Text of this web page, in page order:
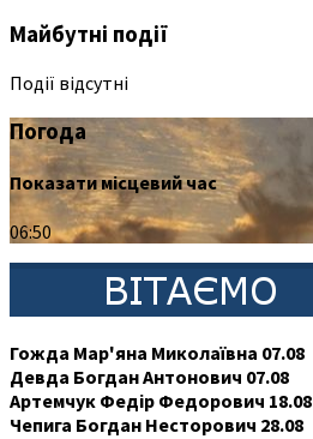
Майбутні події
Події відсутні
Погода
Показати місцевий час
06:50
Гожда Мар'яна Миколаївна 07.08
Девда Богдан Антонович 07.08
Артемчук Федір Федорович 18.08
Чепига Богдан Несторович 28.08